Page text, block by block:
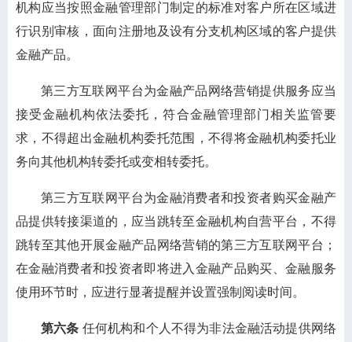
机构应当按照金融管理部门制定的标准对客户所在区域进
行识别审核，面向注册地及设有分支机构区域的客户提供
金融产品。
第三方互联网平台为金融产品网络营销提供服务应当
接受金融机构依法委托，符合金融管理部门相关监管要
求，不得超出金融机构委托范围，不得将金融机构委托业
务向其他机构转委托或变相转委托。
第三方互联网平台为金融消费者和投资者购买金融产
品提供转接渠道的，应当跳转至金融机构自营平台，不得
跳转至其他开展金融产品网络营销的第三方互联网平台；
在金融消费者和投资者即将进入金融产品购买、金融服务
使用环节时，应进行显著提醒并设置强制阅读时间。
第六条 任何机构和个人不得为非法金融活动提供网络